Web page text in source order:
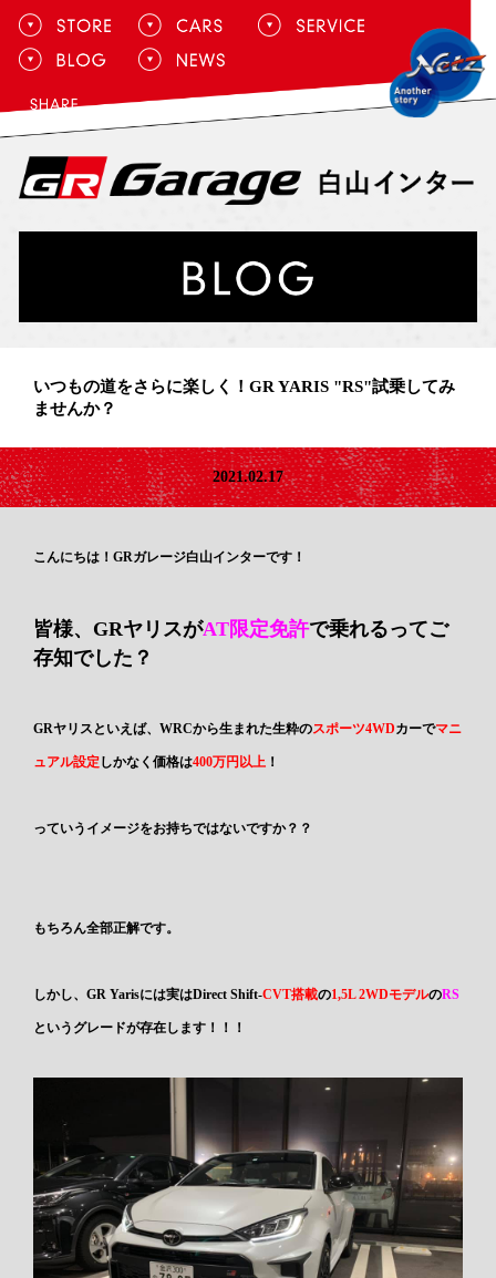
いつもの道をさらに楽しく！GR YARIS "RS"試乗してみ
ませんか？
2021.02.17
こんにちは！GRガレージ白山インターです！
皆様、GRヤリスがAT限定免許で乗れるってご
存知でした？
GRヤリスといえば、WRCから生まれた生粋のスポーツ4WDカーでマニ
ュアル設定しかなく価格は400万円以上 ！
っていうイメージをお持ちではないですか？？
もちろん全部正解です。
しかし、GR Yarisには実はDirect Shift-CVT搭載の1,5L 2WDモデルのRS
というグレードが存在します！！！